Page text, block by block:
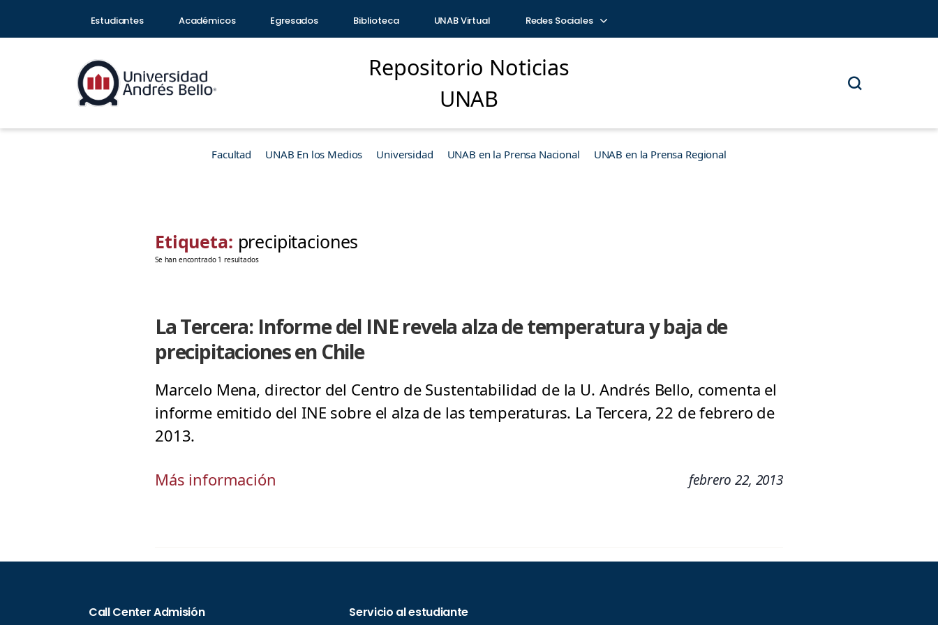
Estudiantes Académicos Egresados Biblioteca UNAB Virtual Redes Sociales
Repositorio Noticias
UNAB
Facultad UNAB En los Medios Universidad UNAB en la Prensa Nacional UNAB en la Prensa Regional
Etiqueta: precipitaciones
Se han encontrado 1 resultados
La Tercera: Informe del INE revela alza de temperatura y baja de
precipitaciones en Chile
Marcelo Mena, director del Centro de Sustentabilidad de la U. Andrés Bello, comenta el
informe emitido del INE sobre el alza de las temperaturas. La Tercera, 22 de febrero de
2013.
Más información febrero 22, 2013